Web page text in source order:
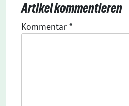
Artikel kommentieren
Kommentar *